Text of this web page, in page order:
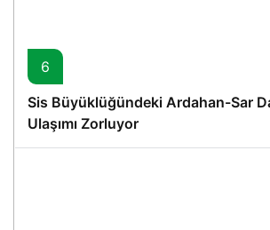
6
Sis Büyüklüğündeki Ardahan-Sar
Ulaşımı Zorluyor